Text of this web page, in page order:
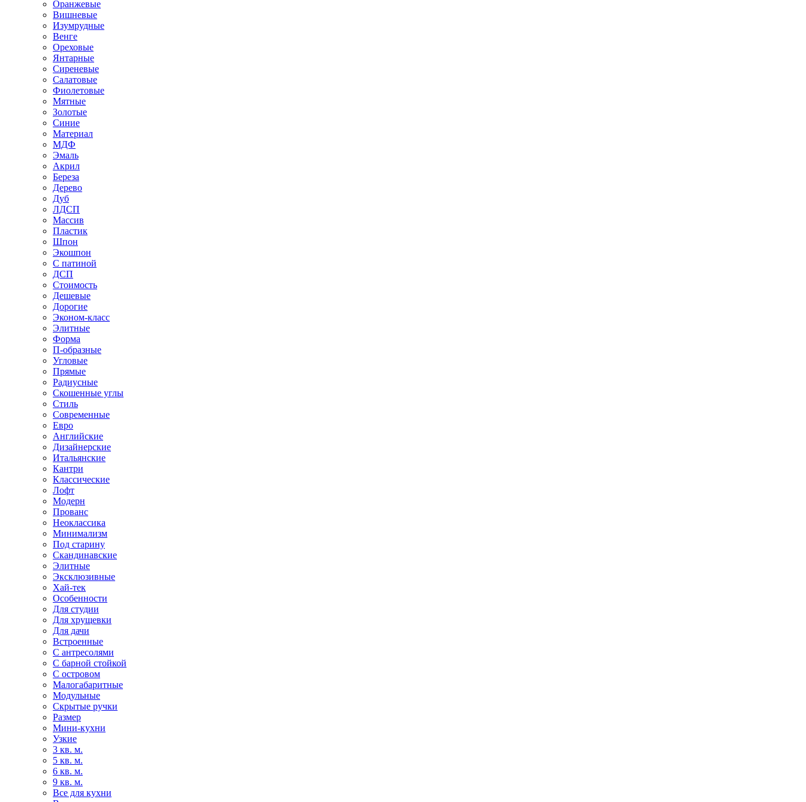
Оранжевые
Вишневые
Изумрудные
Венге
Ореховые
Янтарные
Сиреневые
Салатовые
Фиолетовые
Мятные
Золотые
Синие
Материал
МДФ
Эмаль
Акрил
Береза
Дерево
Дуб
ЛДСП
Массив
Пластик
Шпон
Экошпон
С патиной
ДСП
Стоимость
Дешевые
Дорогие
Эконом-класс
Элитные
Форма
П-образные
Угловые
Прямые
Радиусные
Скошенные углы
Стиль
Современные
Евро
Английские
Дизайнерские
Итальянские
Кантри
Классические
Лофт
Модерн
Прованс
Неоклассика
Минимализм
Под старину
Скандинавские
Элитные
Эксклюзивные
Хай-тек
Особенности
Для студии
Для хрущевки
Для дачи
Встроенные
С антресолями
С барной стойкой
С островом
Малогабаритные
Модульные
Скрытые ручки
Размер
Мини-кухни
Узкие
3 кв. м.
5 кв. м.
6 кв. м.
9 кв. м.
Все для кухни